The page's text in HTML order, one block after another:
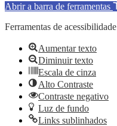
Abrir a barra de ferramentas
Ferramentas de acessibilidade
Aumentar texto
Diminuir texto
Escala de cinza
Alto Contraste
Contraste negativo
Luz de fundo
Links sublinhados